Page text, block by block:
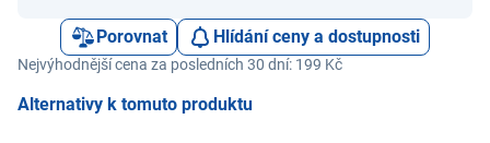
Porovnat Hlídání ceny a dostupnosti
Nejvýhodnější cena za posledních 30 dní: 199 Kč
Alternativy k tomuto produktu